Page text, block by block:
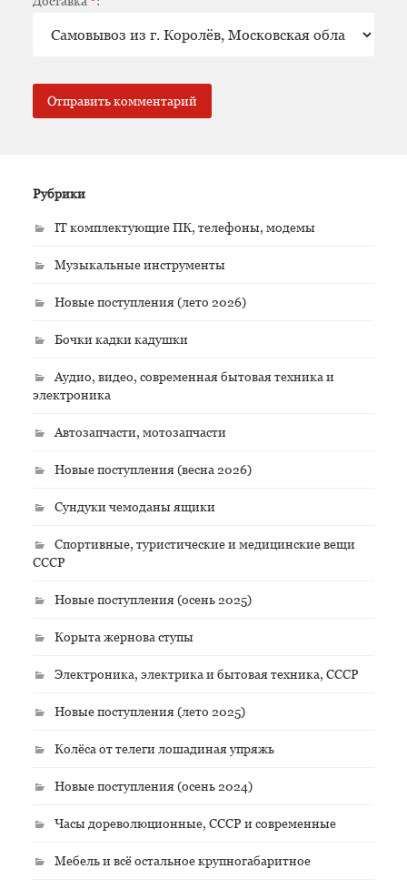
Рубрики
IT комплектующие ПК, телефоны, модемы
Музыкальные инструменты
Новые поступления (лето 2026)
Бочки кадки кадушки
Аудио, видео, современная бытовая техника и
электроника
Автозапчасти, мотозапчасти
Новые поступления (весна 2026)
Сундуки чемоданы ящики
Спортивные, туристические и медицинские вещи
СССР
Новые поступления (осень 2025)
Корыта жернова ступы
Электроника, электрика и бытовая техника, СССР
Новые поступления (лето 2025)
Колёса от телеги лошадиная упряжь
Новые поступления (осень 2024)
Часы дореволюционные, СССР и современные
Мебель и всё остальное крупногабаритное